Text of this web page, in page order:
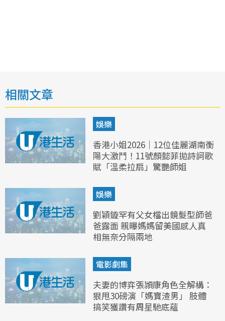
相關文章
娛樂
香港小姐2026｜12位佳麗湖南衡
陽大激鬥！11號顏懿菲拋詩詞歌
賦「溫柔拉扇」驚艷師姐
娛樂
劉穎鏇罕有父女檔出鏡髮型師爸
爸露面 親曝媽媽留美國感人真
相無奈分隔兩地
電影劇集
夫妻的博弈張頴康角色全解構：
狠甩30磅演「媽寶渣男」 肢體
搞笑獲讚有周星馳底蘊